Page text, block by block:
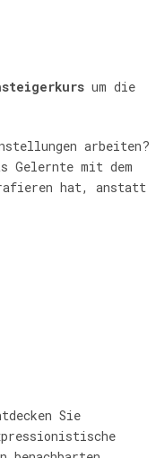
um die
arbeiten?
Gelernte mit dem
hat, anstatt
Sie